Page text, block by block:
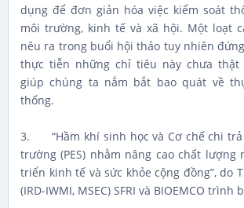
dụng để đơn giản hóa việc kiểm soát
môi trường, kinh tế và xã hội. Một loạt
nêu ra trong buổi hội thảo tuy nhiên
thực tiễn những chỉ tiêu này chưa thật
giúp chúng ta nắm bắt bao quát về
thống.
3. “Hầm khí sinh học và Cơ chế chi trả
trường (PES) nhằm nâng cao chất lượng
triển kinh tế và sức khỏe cộng đồng”, do
(IRD-IWMI, MSEC) SFRI và BIOEMCO trình